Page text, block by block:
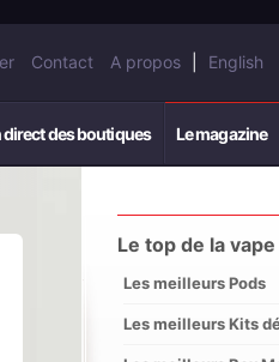
Contact A propos English
direct des boutiques Le magazine
Le top de la
Les meilleurs Pods
Les meilleurs Kits